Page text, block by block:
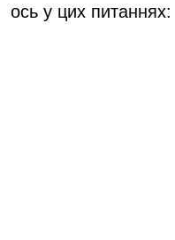
ось у цих питаннях: